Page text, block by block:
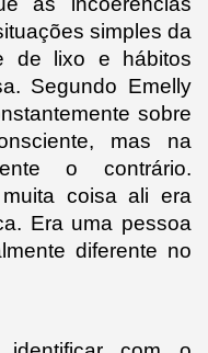
simples da
de lixo e hábitos
Segundo Emelly
sobre
mas na
o contrário.
coisa ali era
Era uma pessoa
diferente no